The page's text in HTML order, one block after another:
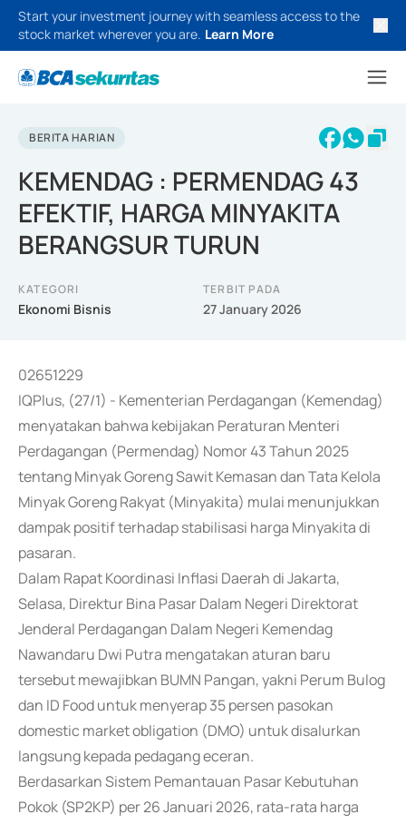
Start your investment journey with seamless access to the
stock market wherever you are. Learn More
BERITA HARIAN
KEMENDAG : PERMENDAG 43
EFEKTIF, HARGA MINYAKITA
BERANGSUR TURUN
KATEGORI
Ekonomi Bisnis
TERBIT PADA
27 January 2026
02651229
IQPlus, (27/1) - Kementerian Perdagangan (Kemendag)
menyatakan bahwa kebijakan Peraturan Menteri
Perdagangan (Permendag) Nomor 43 Tahun 2025
tentang Minyak Goreng Sawit Kemasan dan Tata Kelola
Minyak Goreng Rakyat (Minyakita) mulai menunjukkan
dampak positif terhadap stabilisasi harga Minyakita di
pasaran.
Dalam Rapat Koordinasi Inflasi Daerah di Jakarta,
Selasa, Direktur Bina Pasar Dalam Negeri Direktorat
Jenderal Perdagangan Dalam Negeri Kemendag
Nawandaru Dwi Putra mengatakan aturan baru
tersebut mewajibkan BUMN Pangan, yakni Perum Bulog
dan ID Food untuk menyerap 35 persen pasokan
domestic market obligation (DMO) untuk disalurkan
langsung kepada pedagang eceran.
Berdasarkan Sistem Pemantauan Pasar Kebutuhan
Pokok (SP2KP) per 26 Januari 2026, rata-rata harga